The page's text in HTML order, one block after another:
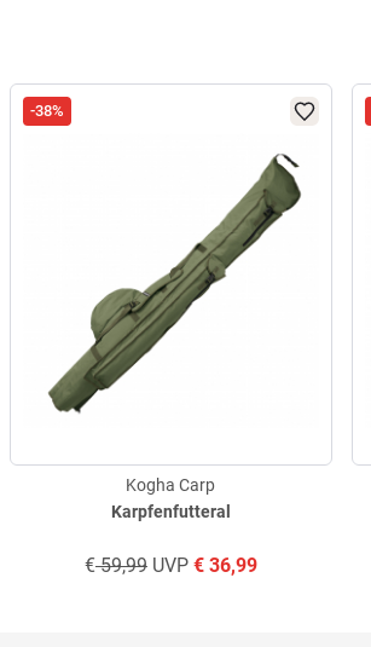
-38%
Karpfenfutteral
Kogha Carp
€59,99UVP €36,99